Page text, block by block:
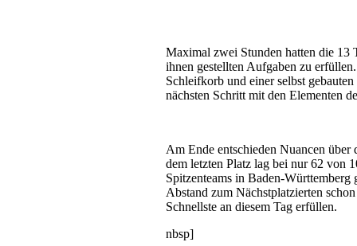
Maximal zwei Stunden hatten die 13
ihnen gestellten Aufgaben zu
Schleifkorb und einer selbst
nächsten Schritt mit den Elementen
Am Ende entschieden Nuancen
dem letzten Platz lag bei nur 62 von
Spitzenteams in Baden-Württemberg
Abstand zum Nächstplatzierten
Schnellste an diesem Tag erfüllen.
nbsp]